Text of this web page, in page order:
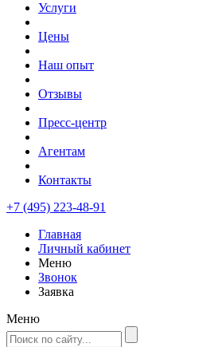
Услуги
Цены
Наш опыт
Отзывы
Пресс-центр
Агентам
Контакты
+7 (495) 223-48-91
Главная
Личный кабинет
Меню
Звонок
Заявка
Меню